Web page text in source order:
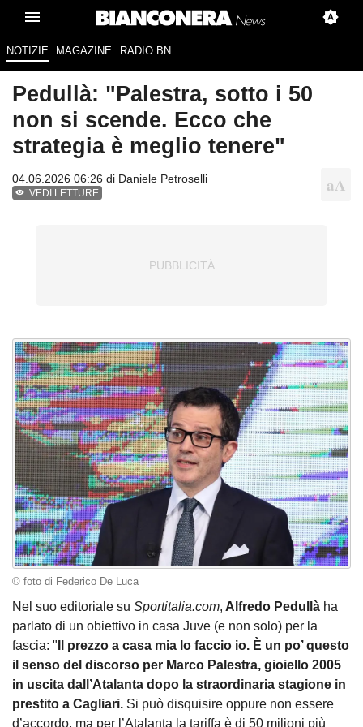
NOTIZIE MAGAZINE RADIO BN
Pedullà: "Palestra, sotto i 50
non si scende. Ecco che
strategia è meglio tenere"
04.06.2026 06:26 di Daniele Petroselli
VEDI LETTURE
© foto di Federico De Luca
Nel suo editoriale su Sportitalia.com, Alfredo Pedullà ha
parlato di un obiettivo in casa Juve (e non solo) per la
fascia: " Il prezzo a casa mia lo faccio io. È un po’ questo
il senso del discorso per Marco Palestra, gioiello 2005
in uscita dall’Atalanta dopo la straordinaria stagione in
prestito a Cagliari. Si può disquisire oppure non essere
d’accordo, ma per l’Atalanta la tariffa è di 50 milioni più